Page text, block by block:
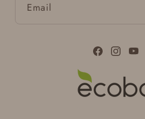
Email
Facebook